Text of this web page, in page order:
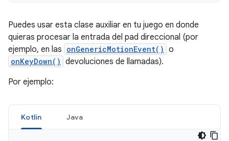
Puedes usar esta clase auxiliar en tu juego en donde
quieras procesar la entrada del pad direccional (por
ejemplo, en las onGenericMotionEvent() o
onKeyDown() devoluciones de llamadas).
Por ejemplo:
Kotlin Java